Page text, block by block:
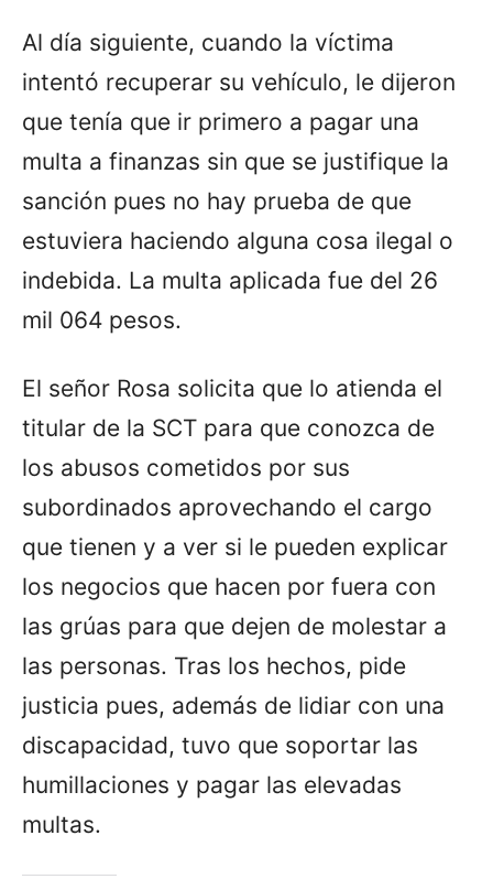
Al día siguiente, cuando la víctima
intentó recuperar su vehículo, le dijeron
que tenía que ir primero a pagar una
multa a finanzas sin que se justifique la
sanción pues no hay prueba de que
estuviera haciendo alguna cosa ilegal o
indebida. La multa aplicada fue del 26
mil 064 pesos.
El señor Rosa solicita que lo atienda el
titular de la SCT para que conozca de
los abusos cometidos por sus
subordinados aprovechando el cargo
que tienen y a ver si le pueden explicar
los negocios que hacen por fuera con
las grúas para que dejen de molestar a
las personas. Tras los hechos, pide
justicia pues, además de lidiar con una
discapacidad, tuvo que soportar las
humillaciones y pagar las elevadas
multas.